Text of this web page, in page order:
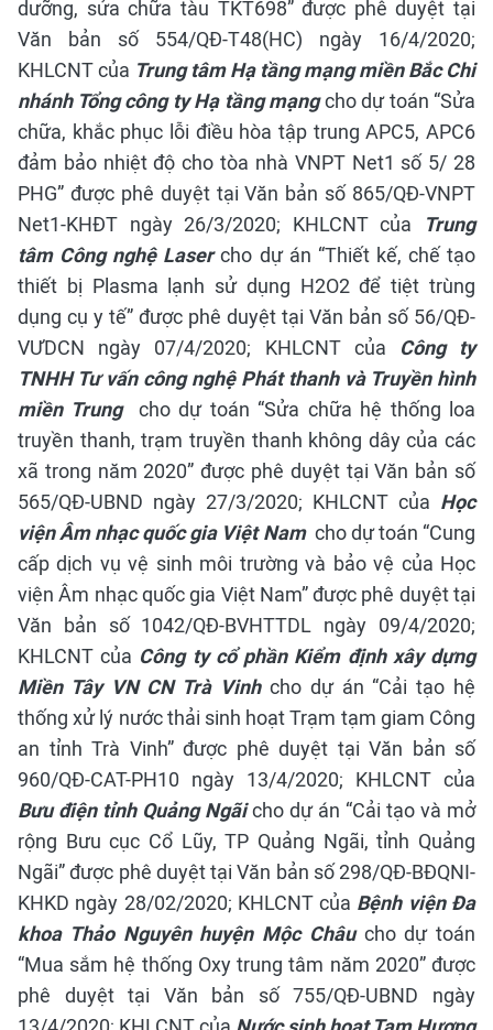
dưỡng, sửa chữa tàu TKT698” được phê duyệt tại
Văn bản số 554/QĐ-T48(HC) ngày 16/4/2020;
KHLCNT của Trung tâm Hạ tầng mạng miền Bắc Chi
nhánh Tổng công ty Hạ tầng mạngcho dự toán “Sửa
chữa, khắc phục lỗi điều hòa tập trung APC5, APC6
đảm bảo nhiệt độ cho tòa nhà VNPT Net1 số 5/ 28
PHG” được phê duyệt tại Văn bản số 865/QĐ-VNPT
Net1-KHĐT ngày 26/3/2020; KHLCNT của
Trung
tâm Công nghệ Lasercho dự án “Thiết kế, chế tạo
thiết bị Plasma lạnh sử dụng H2O2 để tiệt trùng
dụng cụ y tế” được phê duyệt tại Văn bản số 56/QĐ-
VƯDCN ngày 07/4/2020;
KHLCNT của
Công ty
TNHH Tư vấn công nghệ Phát thanh và Truyền hình
miền Trungcho dự toán “Sửa chữa hệ thống loa
truyền thanh, trạm truyền thanh không dây của các
xã trong năm 2020” được phê duyệt tại Văn bản số
565/QĐ-UBND ngày 27/3/2020; KHLCNT của Học
viện Âm nhạc quốc gia Việt Namcho dự toán “Cung
cấp dịch vụ vệ sinh môi trường và bảo vệ của Học
viện Âm nhạc quốc gia Việt Nam” được phê duyệt tại
Văn bản số 1042/QĐ-BVHTTDL ngày 09/4/2020;
KHLCNT của Công ty cổ phần Kiểm định xây dựng
Miền Tây VN CN Trà Vinhcho dự án “Cải tạo hệ
thống xử lý nước thải sinh hoạt Trạm tạm giam Công
an tỉnh Trà Vinh” được phê duyệt tại Văn bản số
960/QĐ-CAT-PH10 ngày 13/4/2020;
KHLCNT của
Bưu điện tỉnh Quảng Ngãicho dự án “Cải tạo và mở
rộng Bưu cục Cổ Lũy, TP Quảng Ngãi, tỉnh Quảng
Ngãi” được phê duyệt tại Văn bản số 298/QĐ-BĐQNI-
KHKD ngày 28/02/2020; KHLCNT của Bệnh viện Đa
khoa Thảo Nguyên huyện Mộc Châucho dự toán
“Mua sắm hệ thống Oxy trung tâm năm 2020” được
phê duyệt tại Văn bản số 755/QĐ-UBND ngày